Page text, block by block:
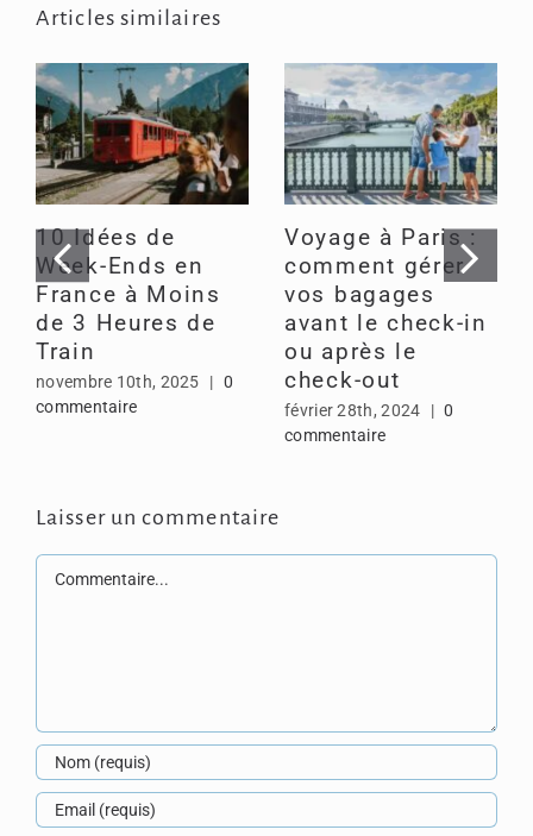
Articles similaires
10 Idées de
Week-Ends en
France à Moins
de 3 Heures de
Train
novembre 10th, 2025 | 0
commentaire
Voyage à Paris :
comment gérer
vos bagages
avant le check-in
ou après le
check-out
février 28th, 2024 | 0
commentaire
Laisser un commentaire
Commentaire